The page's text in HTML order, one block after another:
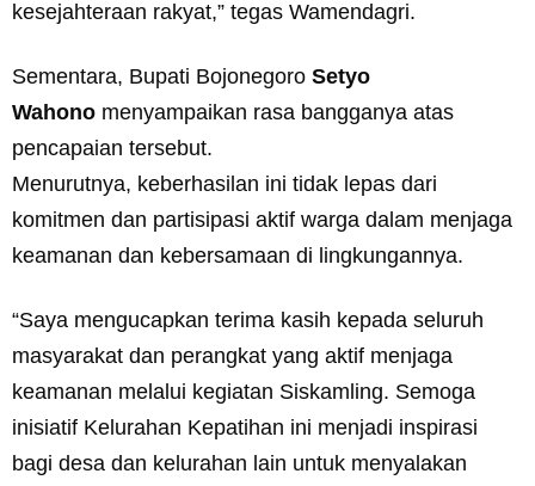
kesejahteraan rakyat,” tegas Wamendagri.
Sementara, Bupati Bojonegoro Setyo
Wahono menyampaikan rasa bangganya atas
pencapaian tersebut.
Menurutnya, keberhasilan ini tidak lepas dari
komitmen dan partisipasi aktif warga dalam menjaga
keamanan dan kebersamaan di lingkungannya.
“Saya mengucapkan terima kasih kepada seluruh
masyarakat dan perangkat yang aktif menjaga
keamanan melalui kegiatan Siskamling. Semoga
inisiatif Kelurahan Kepatihan ini menjadi inspirasi
bagi desa dan kelurahan lain untuk menyalakan